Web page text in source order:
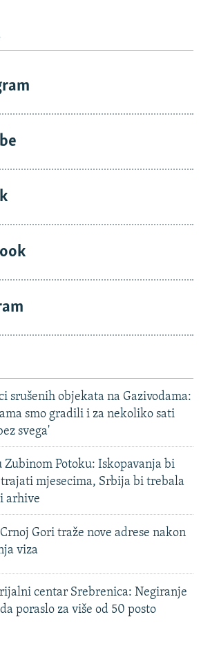
srušenih objekata na Gazivodama:
smo gradili i za nekoliko sati
svega'
Zubinom Potoku: Iskopavanja bi
mjesecima, Srbija bi trebala
arhive
Gori traže nove adrese nakon
viza
centar Srebrenica: Negiranje
poraslo za više od 50 posto